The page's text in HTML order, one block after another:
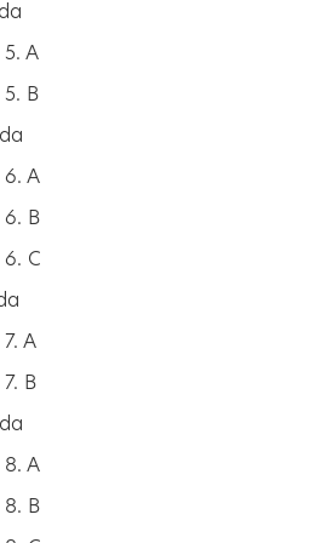
5. A
5. B
6. A
6. B
6. C
7. A
7. B
8. A
8. B